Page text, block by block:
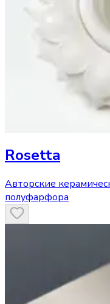
Rosetta
Авторские
полуфарфора